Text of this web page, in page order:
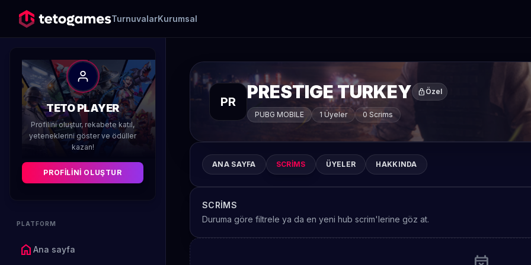
TurnuvalarKurumsal
TETO PLAYER
Profilini oluştur, rekabete katıl,
yeteneklerini göster ve ödüller
kazan!
PROFILINI OLUŞTUR
PLATFORM
home Ana sayfa
PR PRESTIGE TURKEY lock Özel
PUBG MOBILE 1 Üyeler 0 Scrims
ANA SAYFA SCRIMS ÜYELER HAKKINDA
SCRIMS
Duruma göre filtrele ya da en yeni hub scrim'lerine göz at.